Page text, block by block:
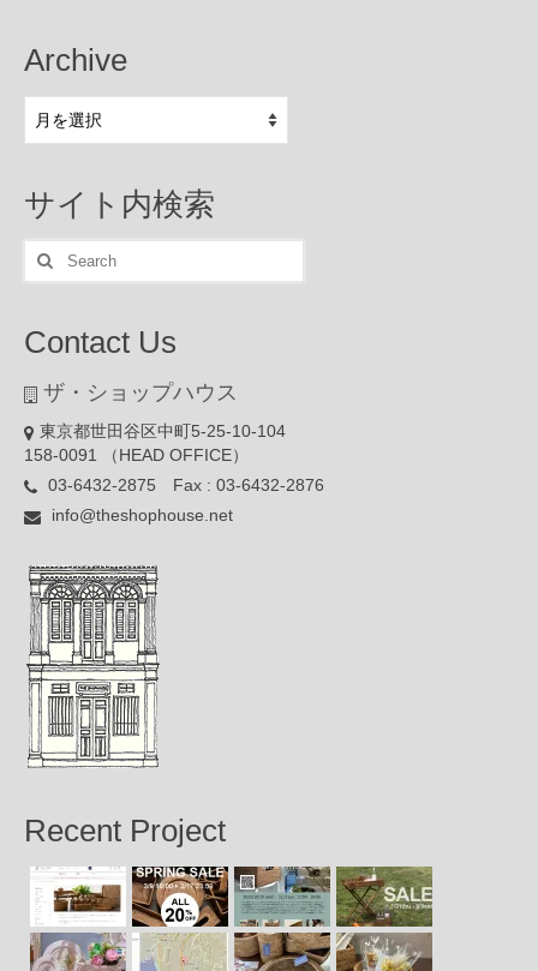
Archive
Archive
サイト内検索
Search
for:
Contact Us
ザ・ショップハウス
東京都世田谷区中町5-25-10-104
158-0091 （HEAD OFFICE）
03-6432-2875 Fax : 03-6432-2876
info@theshophouse.net
Recent Project